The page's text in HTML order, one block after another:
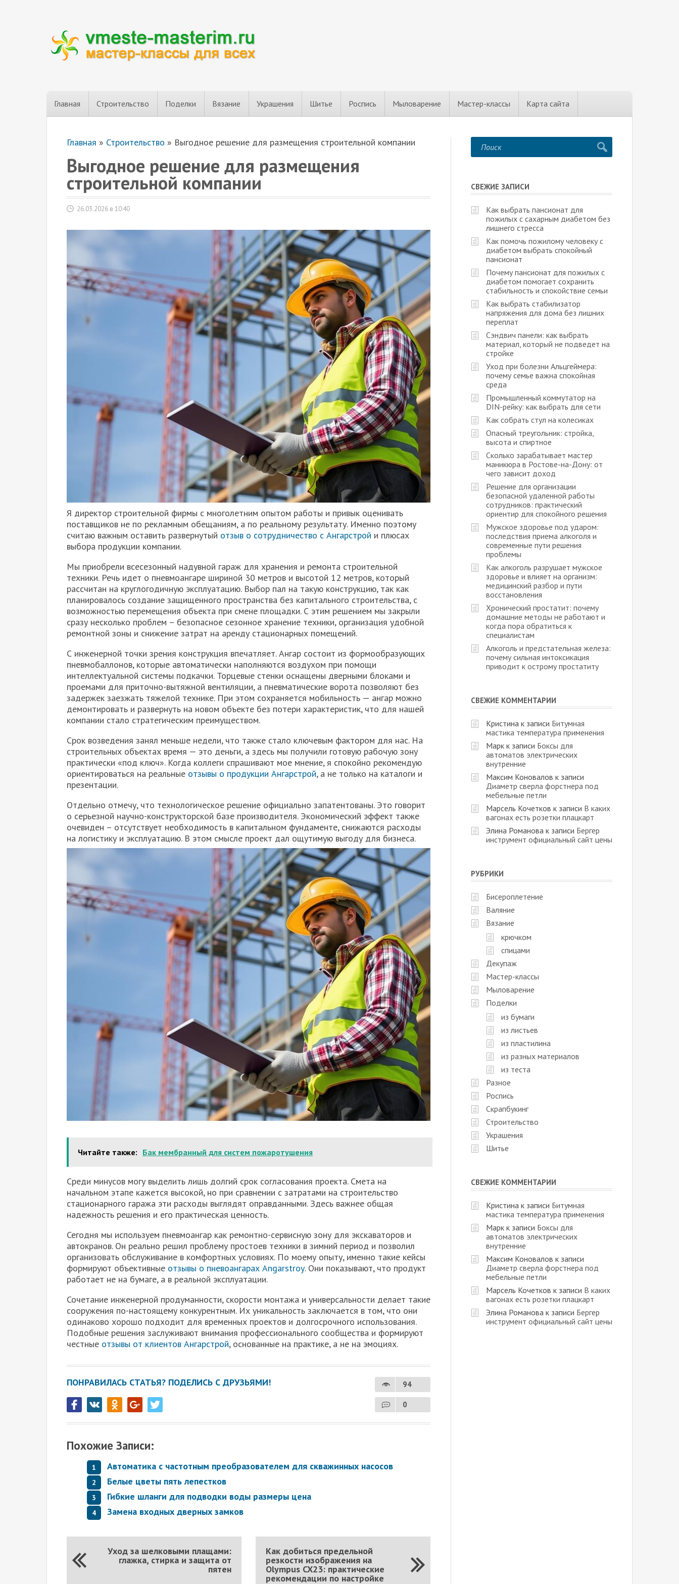
Главная Строительство Поделки Вязание Украшения Шитье Роспись Мыловарение Мастер-классы Карта сайта
Главная » Строительство » Выгодное решение для размещения строительной компании
Выгодное решение для размещения
строительной компании
26.03.2026 в 10:40
Я директор строительной фирмы с многолетним опытом работы и привык оценивать
поставщиков не по рекламным обещаниям, а по реальному результату. Именно поэтому
считаю важным оставить развернутый отзыв о сотрудничество с Ангарстрой и плюсах
выбора продукции компании.
Мы приобрели всесезонный надувной гараж для хранения и ремонта строительной
техники. Речь идет о пневмоангаре шириной 30 метров и высотой 12 метров, который
рассчитан на круглогодичную эксплуатацию. Выбор пал на такую конструкцию, так как
планировалось создание защищенного пространства без капитального строительства, с
возможностью перемещения объекта при смене площадки. С этим решением мы закрыли
сразу несколько проблем – безопасное сезонное хранение техники, организация удобной
ремонтной зоны и снижение затрат на аренду стационарных помещений.
С инженерной точки зрения конструкция впечатляет. Ангар состоит из формообразующих
пневмобаллонов, которые автоматически наполняются воздухом при помощи
интеллектуальной системы подкачки. Торцевые стенки оснащены дверными блоками и
проемами для приточно-вытяжной вентиляции, а пневматические ворота позволяют без
задержек заезжать тяжелой технике. При этом сохраняется мобильность — ангар можно
демонтировать и развернуть на новом объекте без потери характеристик, что для нашей
компании стало стратегическим преимуществом.
Срок возведения занял меньше недели, что также стало ключевым фактором для нас. На
строительных объектах время — это деньги, а здесь мы получили готовую рабочую зону
практически «под ключ». Когда коллеги спрашивают мое мнение, я спокойно рекомендую
ориентироваться на реальные отзывы о продукции Ангарстрой, а не только на каталоги и
презентации.
Отдельно отмечу, что технологическое решение официально запатентованы. Это говорит
о серьезной научно-конструкторской базе производителя. Экономический эффект также
очевиден – отсутствует необходимость в капитальном фундаменте, снижаются расходы
на логистику и эксплуатацию. В этом смысле проект дал ощутимую выгоду для бизнеса.
Читайте также: Бак мембранный для систем пожаротушения
Среди минусов могу выделить лишь долгий срок согласования проекта. Смета на
начальном этапе кажется высокой, но при сравнении с затратами на строительство
стационарного гаража эти расходы выглядят оправданными. Здесь важнее общая
надежность решения и его практическая ценность.
Сегодня мы используем пневмоангар как ремонтно-сервисную зону для экскаваторов и
автокранов. Он реально решил проблему простоев техники в зимний период и позволил
организовать обслуживание в комфортных условиях. По моему опыту, именно такие кейсы
формируют объективные отзывы о пневоангарах Angarstroy. Они показывают, что продукт
работает не на бумаге, а в реальной эксплуатации.
Сочетание инженерной продуманности, скорости монтажа и универсальности делает такие
сооружения по-настоящему конкурентным. Их уникальность заключается в том, что они
одинаково хорошо подходит для временных проектов и долгосрочного использования.
Подобные решения заслуживают внимания профессионального сообщества и формируют
честные отзывы от клиентов Ангарстрой, основанные на практике, а не на эмоциях.
ПОНРАВИЛАСЬ СТАТЬЯ? ПОДЕЛИСЬ С ДРУЗЬЯМИ! 94
0
Похожие Записи:
Автоматика с частотным преобразователем для скважинных насосов
Белые цветы пять лепестков
Гибкие шланги для подводки воды размеры цена
Замена входных дверных замков
Как добиться предельной
резкости изображения на
Olympus CX23: практические
рекомендации по настройке
Уход за шелковыми плащами:
глажка, стирка и защита от
пятен
СВЕЖИЕ ЗАПИСИ
Как выбрать пансионат для
пожилых с сахарным диабетом без
лишнего стресса
Как помочь пожилому человеку с
диабетом выбрать спокойный
пансионат
Почему пансионат для пожилых с
диабетом помогает сохранить
стабильность и спокойствие семьи
Как выбрать стабилизатор
напряжения для дома без лишних
переплат
Сэндвич панели: как выбрать
материал, который не подведет на
стройке
Уход при болезни Альцгеймера:
почему семье важна спокойная
среда
Промышленный коммутатор на
DIN-рейку: как выбрать для сети
Как собрать стул на колесиках
Опасный треугольник: стройка,
высота и спиртное
Сколько зарабатывает мастер
маникюра в Ростове-на-Дону: от
чего зависит доход
Решение для организации
безопасной удаленной работы
сотрудников: практический
ориентир для спокойного решения
Мужское здоровье под ударом:
последствия приема алкоголя и
современные пути решения
проблемы
Как алкоголь разрушает мужское
здоровье и влияет на организм:
медицинский разбор и пути
восстановления
Хронический простатит: почему
домашние методы не работают и
когда пора обратиться к
специалистам
Алкоголь и предстательная железа:
почему сильная интоксикация
приводит к острому простатиту
СВЕЖИЕ КОММЕНТАРИИ
Кристина к записи Битумная
мастика температура применения
Марк к записи Боксы для
автоматов электрических
внутренние
Максим Коновалов к записи
Диаметр сверла форстнера под
мебельные петли
Марсель Кочетков к записи В каких
вагонах есть розетки плацкарт
Элина Романова к записи Бергер
инструмент официальный сайт цены
РУБРИКИ
Бисероплетение
Валяние
Вязание
крючком
спицами
Декупаж
Мастер-классы
Мыловарение
Поделки
из бумаги
из листьев
из пластилина
из разных материалов
из теста
Разное
Роспись
Скрапбукинг
Строительство
Украшения
Шитье
СВЕЖИЕ КОММЕНТАРИИ
Кристина к записи Битумная
мастика температура применения
Марк к записи Боксы для
автоматов электрических
внутренние
Максим Коновалов к записи
Диаметр сверла форстнера под
мебельные петли
Марсель Кочетков к записи В каких
вагонах есть розетки плацкарт
Элина Романова к записи Бергер
инструмент официальный сайт цены